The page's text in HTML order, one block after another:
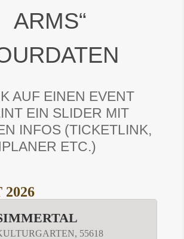
ARMS“
AUF EINEN EVENT
EIN SLIDER MIT
INFOS (TICKETLINK,
ETC.)
2026
55618